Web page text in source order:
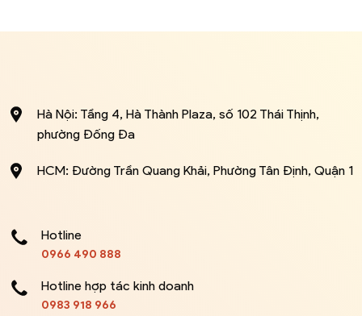
Hà Nội: Tầng 4, Hà Thành Plaza, số 102 Thái Thịnh,
phường Đống Đa
HCM: Đường Trần Quang Khải, Phường Tân Định, Quận 1
Hotline
0966 490 888
Hotline hợp tác kinh doanh
0983 918 966